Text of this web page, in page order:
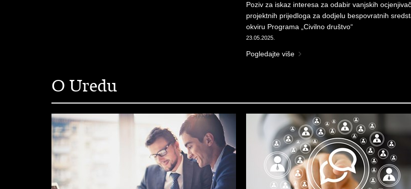
Poziv za iskaz interesa za odabir vanjskih
projektnih prijedloga za dodjelu bespovratnih
okviru Programa „Civilno društvo“
23.05.2025.
Pogledajte više
O Uredu